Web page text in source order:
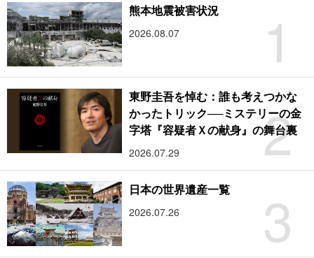
1
熊本地震被害状況
2026.08.07
2
東野圭吾を悼む：誰も考えつかな
かったトリック──ミステリーの金
字塔『容疑者Ｘの献身』の舞台裏
2026.07.29
3
日本の世界遺産一覧
2026.07.26